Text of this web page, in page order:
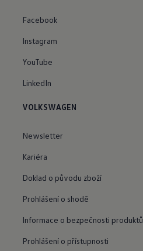
Facebook
Instagram
YouTube
LinkedIn
VOLKSWAGEN
Newsletter
Kariéra
Doklad o původu zboží
Prohlášení o shodě
Informace o bezpečnosti produktů
Prohlášení o přístupnosti